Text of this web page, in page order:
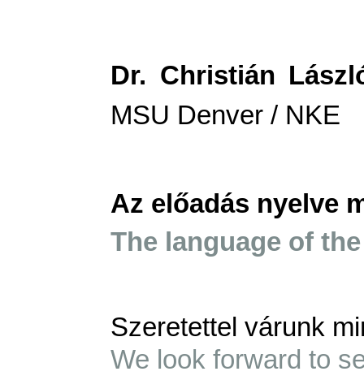
Dr. Christián
MSU Denver / NKE
Az előadás nyelve
The language of
Szeretettel várunk
We look forward to